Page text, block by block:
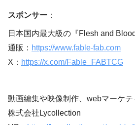
スポンサー ：
日本国内最大級の『Flesh and
通販： https://www.fable-fab.com
X： https://x.com/Fable_FABTCG
動画編集や映像制作、webマーケテ
株式会社Lycollection